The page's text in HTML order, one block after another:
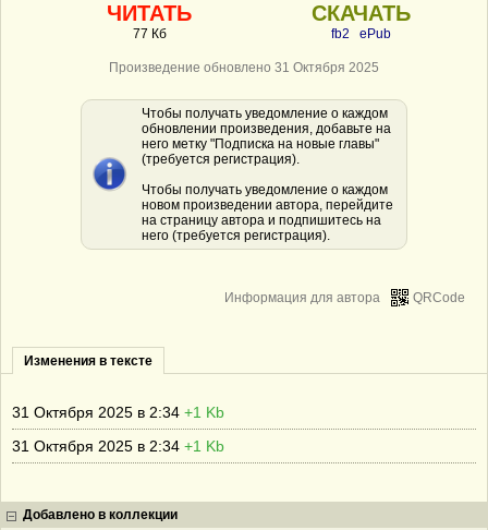
ЧИТАТЬ
77 Кб
СКАЧАТЬ
fb2 ePub
Произведение обновлено 31 Октября 2025
Чтобы получать уведомление о каждом
обновлении произведения, добавьте на
него метку "Подписка на новые главы"
(требуется регистрация).
Чтобы получать уведомление о каждом
новом произведении автора, перейдите
на страницу автора и подпишитесь на
него (требуется регистрация).
QRCode
Информация для автора
Изменения в тексте
31 Октября 2025 в 2:34 +1 Kb
31 Октября 2025 в 2:34 +1 Kb
Добавлено в коллекции